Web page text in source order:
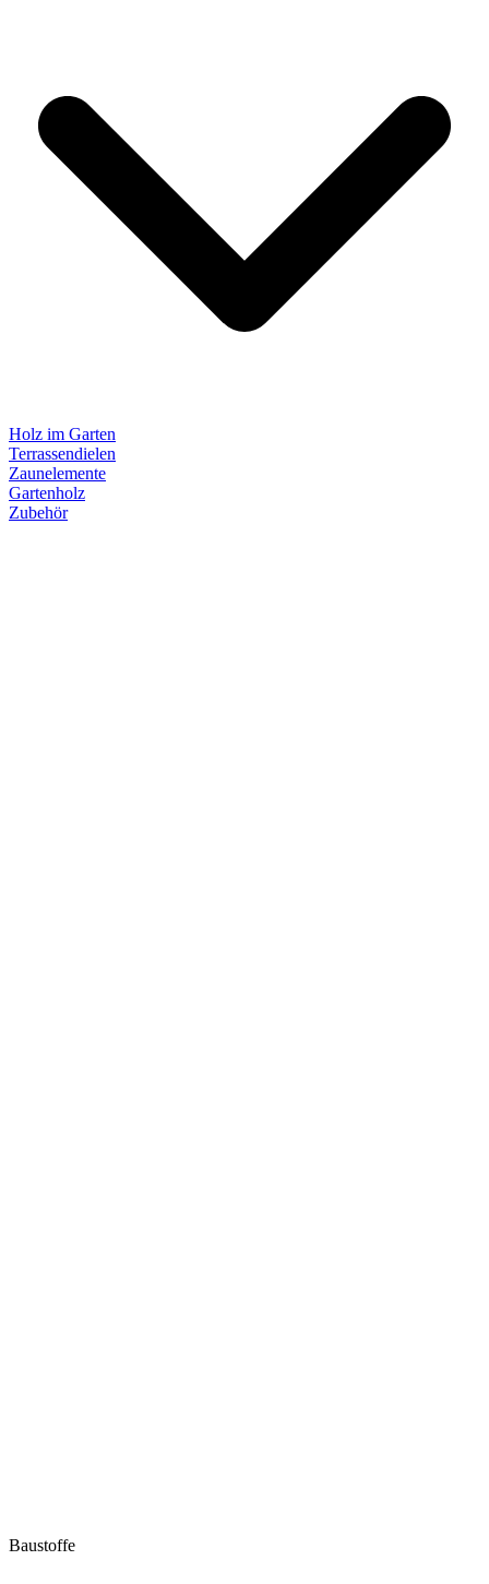
Holz im Garten
Terrassendielen
Zaunelemente
Gartenholz
Zubehör
Baustoffe